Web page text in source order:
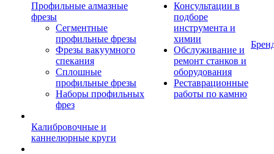
Профильные алмазные
фрезы
Сегментные
профильные фрезы
Фрезы вакуумного
спекания
Сплошные
профильные фрезы
Наборы профильных
фрез
Калибровочные и
каннелюрные круги
Консультации в
подборе
инструмента и
химии
Обслуживание и
ремонт станков и
оборудования
Реставрационные
работы по камню